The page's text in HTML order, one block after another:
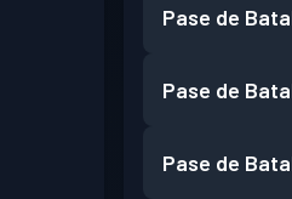
Pase de
Pase de
Pase de